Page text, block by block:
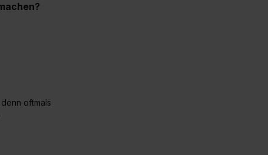
oftmals